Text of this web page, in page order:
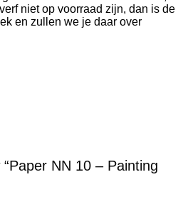
niet op voorraad zijn, dan is de
en zullen we je daar over
NN 10 – Painting